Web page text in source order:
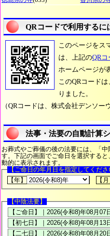
QRコードで利用するに
このページをス
は、上記のQRコ
ホームページが
このQRコードは
りました。
（QRコードは、株式会社デンソー
法事・法要の自動計算
お葬式やご葬儀の後の法要には、「
す。下記の画面でご命日を選択する
動的に表示されます。
【ご命日の年月日を指定してくださ
【年】
【月
【中陰法要】